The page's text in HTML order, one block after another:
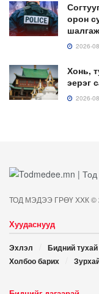
орон
2026-
Хонь,
эерэг
2026-
ТОД МЭДЭЭ ГРӨҮ ХХК ©
Хуудаснууд
Эхлэл Бидний тухай
Холбоо барих